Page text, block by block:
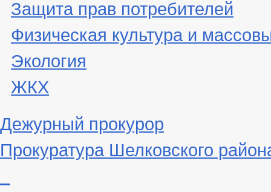
Защита прав потребителей
Физическая культура и
Экология
ЖКХ
Дежурный прокурор
Прокуратура Шелковского